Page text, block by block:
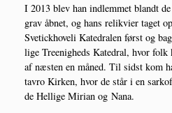
I 2013 blev han ind­lem­met blandt
grav åbnet, og hans relik­vi­er taget
Sve­ti­ck­ho­ve­li Katedralen først og
li­ge Tre­e­nig­heds Kated­ral, hvor
af næsten en måned. Til sidst kom
tavro Kir­ken, hvor de står i en
de Hel­li­ge Miri­an og Nana.